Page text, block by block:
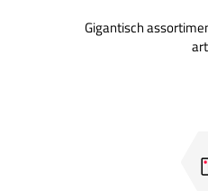
Gigantisch